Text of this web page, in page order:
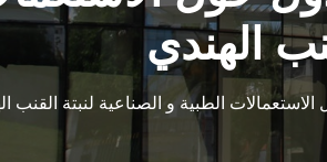
الهندي
الطبية و الصناعية لنبتة القنب